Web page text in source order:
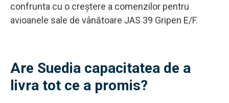
confrunta cu o creștere a comenzilor pentru
avioanele sale de vânătoare JAS 39 Gripen E/F.
Are Suedia capacitatea de a
livra tot ce a promis?